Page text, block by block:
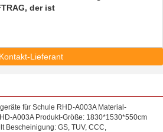
der ist
Kontakt-Lieferant
für Schule RHD-A003A Material-
A003A Produkt-Größe: 1830*1530*550cm
Bescheinigung: GS, TUV, CCC,